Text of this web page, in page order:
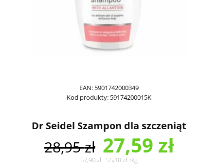
EAN: 5901742000349
Kod produkty: 59174200015K
Dr Seidel Szampon dla szczeniąt
28,95zł 27,59 zł
57,90zł 55,18zł /kg